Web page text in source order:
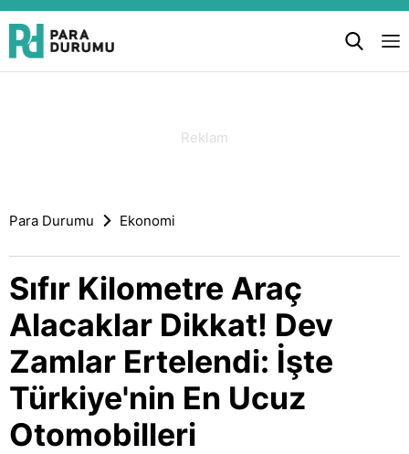
Para Durumu Ekonomi
Sıfır Kilometre Araç
Alacaklar Dikkat! Dev
Zamlar Ertelendi: İşte
Türkiye'nin En Ucuz
Otomobilleri